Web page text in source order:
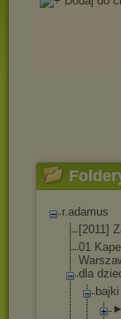
r.adamus
[2011]
01
dla
bajki